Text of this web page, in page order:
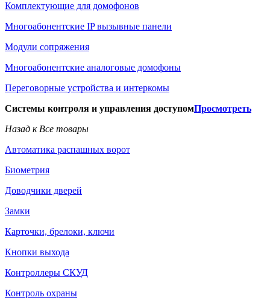
Комплектующие для домофонов
Многоабонентские IP вызывные панели
Модули сопряжения
Многоабонентские аналоговые домофоны
Переговорные устройства и интеркомы
Системы контроля и управления доступомПросмотреть
Назад к Все товары
Автоматика распашных ворот
Биометрия
Доводчики дверей
Замки
Карточки, брелоки, ключи
Кнопки выхода
Контроллеры СКУД
Контроль охраны